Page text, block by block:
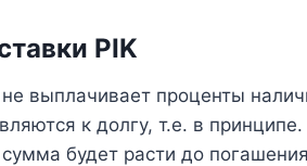
PIK
выплачивает проценты
к долгу, т.е. в
будет расти до